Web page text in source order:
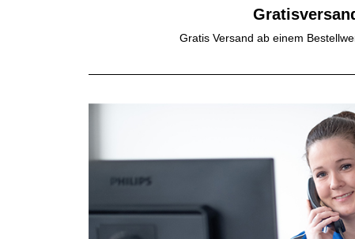
Gratis Versand ab einem